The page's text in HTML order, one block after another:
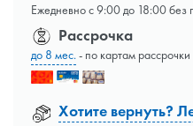
Ежедневно с 9:00 до 18:00 без
Рассрочка
до 8 мес.- по картам рассрочки
Хотите вернуть?